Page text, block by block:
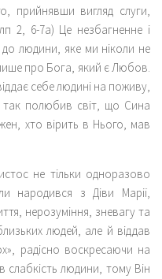
прийнявши вигляд слуги,
2, 6-7а) Це незбагненне і
людини, яке ми ніколи не
про Бога, який є Любов.
себе людині на поживу,
полюбив світ, що Сина
хто вірить в Нього, мав
не тільки одноразово
народився з Діви Марії,
нерозуміння, зневагу та
людей, але й віддав
радісно воскресаючи на
слабкість людини, тому Він